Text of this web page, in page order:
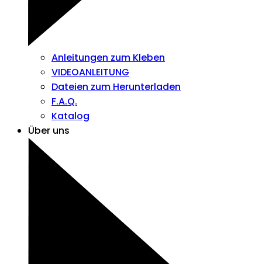
Anleitungen zum Kleben
VIDEOANLEITUNG
Dateien zum Herunterladen
F.A.Q.
Katalog
Über uns